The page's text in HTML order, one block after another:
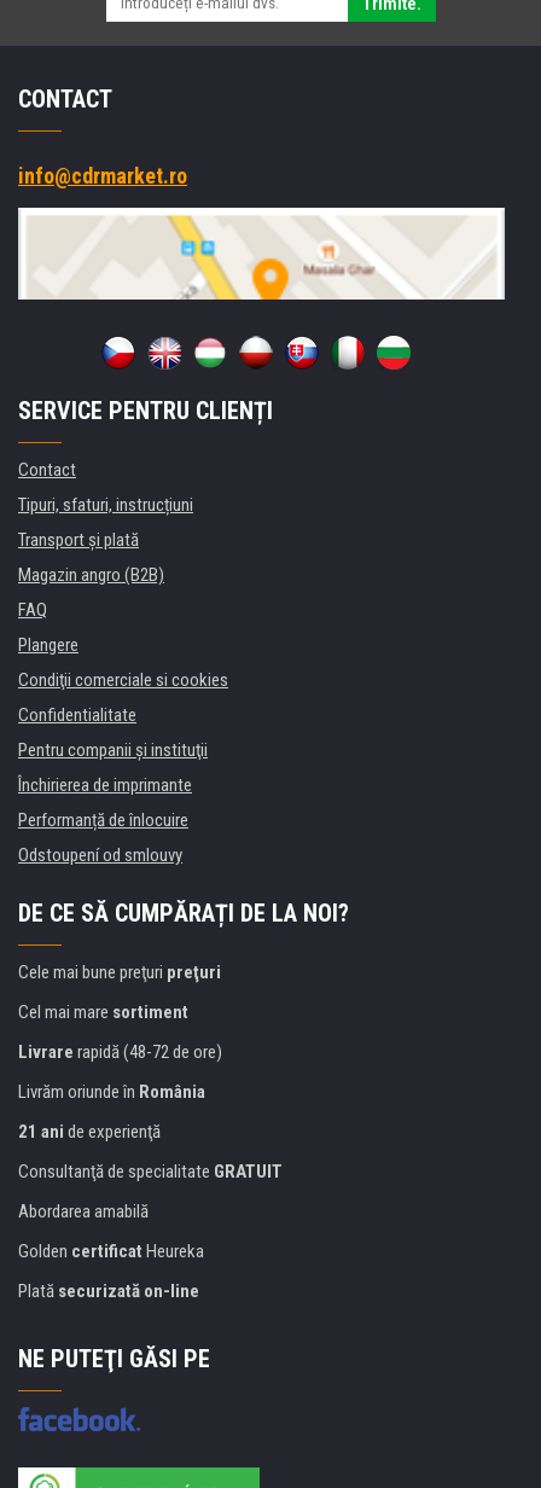
CONTACT
info@cdrmarket.ro
SERVICE PENTRU CLIENȚI
Contact
Tipuri, sfaturi, instrucțiuni
Transport şi plată
Magazin angro (B2B)
FAQ
Plangere
Condiţii comerciale si cookies
Confidentialitate
Pentru companii și instituţii
Închirierea de imprimante
Performanță de înlocuire
Odstoupení od smlouvy
DE CE SĂ CUMPĂRAȚI DE LA NOI?
Cele mai bune preţuri preţuri
Cel mai mare sortiment
Livrare rapidă (48-72 de ore)
Livrăm oriunde în România
21 ani de experienţă
Consultanţă de specialitate GRATUIT
Abordarea amabilă
Golden certificat Heureka
Plată securizată on-line
NE PUTEŢI GĂSI PE